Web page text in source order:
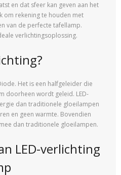
en dat sfeer kan geven aan het
om rekening te houden met
van de perfecte tafellamp.
verlichtingsoplossing.
Het is een halfgeleider die
doorheen wordt geleid. LED-
dan traditionele gloeilampen
en geen warmte. Bovendien
dan traditionele gloeilampen.
LED-verlichting